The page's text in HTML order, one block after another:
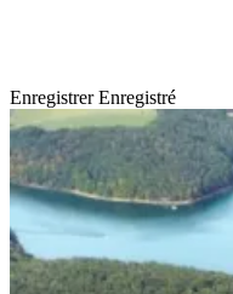
EnregistrerEnregistré